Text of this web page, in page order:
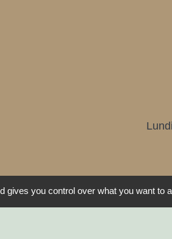
gives you control over what you want to